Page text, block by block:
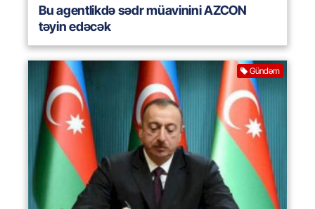
Bu agentlikdə sədr müavinini AZCON
təyin edəcək
Gündəm